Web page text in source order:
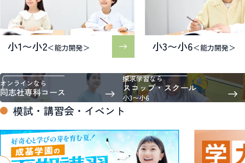
小1〜小2＜能力開発＞ 小3〜小6＜能力開発＞
オンラインなら
同志社専科コース
探求学習なら
スコップ・スクール
小3〜小6
模試・講習会・イベント